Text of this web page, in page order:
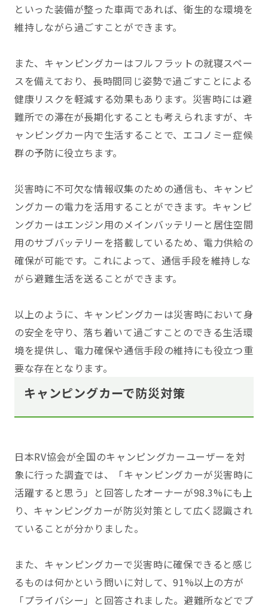
といった装備が整った車両であれば、衛生的な環境を
維持しながら過ごすことができます。
また、キャンピングカーはフルフラットの就寝スペー
スを備えており、長時間同じ姿勢で過ごすことによる
健康リスクを軽減する効果もあります。災害時には避
難所での滞在が長期化することも考えられますが、キ
ャンピングカー内で生活することで、エコノミー症候
群の予防に役立ちます。
災害時に不可欠な情報収集のための通信も、キャンピ
ングカーの電力を活用することができます。キャンピ
ングカーはエンジン用のメインバッテリーと居住空間
用のサブバッテリーを搭載しているため、電力供給の
確保が可能です。これによって、通信手段を維持しな
がら避難生活を送ることができます。
以上のように、キャンピングカーは災害時において身
の安全を守り、落ち着いて過ごすことのできる生活環
境を提供し、電力確保や通信手段の維持にも役立つ重
要な存在となります。
キャンピングカーで防災対策
日本RV協会が全国のキャンピングカーユーザーを対
象に行った調査では、「キャンピングカーが災害時に
活躍すると思う」と回答したオーナーが98.3%にも上
り、キャンピングカーが防災対策として広く認識され
ていることが分かりました。
また、キャンピングカーで災害時に確保できると感じ
るものは何かという問いに対して、91%以上の方が
「プライバシー」と回答されました。避難所などでプ